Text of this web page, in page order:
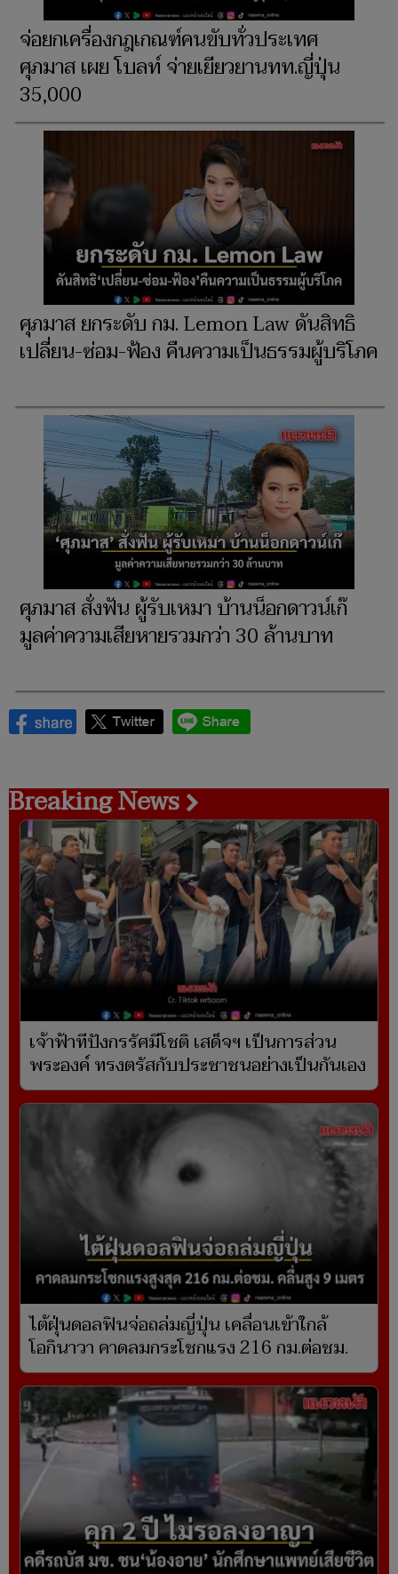
จ่อยกเครื่องกฎเกณฑ์คนขับทั่วประเทศ
ศุภมาส เผย โบลท์ จ่ายเยียวยานทท.ญี่ปุ่น
35,000
ศุภมาส ยกระดับ กม. Lemon Law ดันสิทธิ
เปลี่ยน-ซ่อม-ฟ้อง คืนความเป็นธรรมผู้บริโภค
ศุภมาส สั่งฟัน ผู้รับเหมา บ้านน็อกดาวน์เก๊
มูลค่าความเสียหายรวมกว่า 30 ล้านบาท
Breaking News
เจ้าฟ้าทีปังกรรัศมีโชติ เสด็จฯ เป็นการส่วน
พระองค์ ทรงตรัสกับประชาชนอย่างเป็นกันเอง
ไต้ฝุ่นดอลฟินจ่อถล่มญี่ปุ่น เคลื่อนเข้าใกล้
โอกินาวา คาดลมกระโชกแรง 216 กม.ต่อชม.